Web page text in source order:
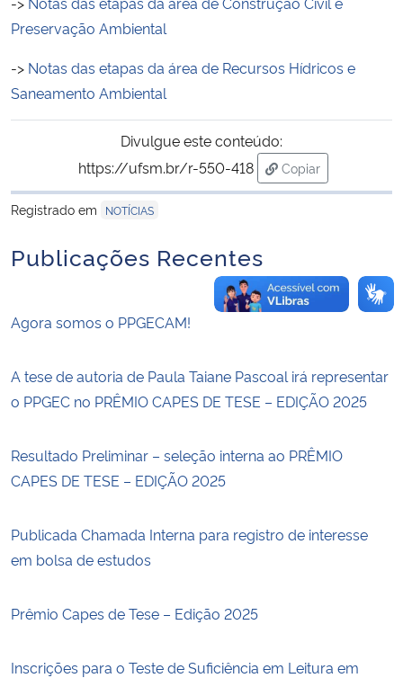
Gabinete de Segurança Institucional
Banco Central do Brasil
Preservação Ambiental
-> Notas das etapas da área de Recursos Hídricos e
Saneamento Ambiental
Divulgue este conteúdo:
https://ufsm.br/r-550-418
Copiar
para área de
Registrado em
NOTÍCIAS
Publicações Recentes
Agora somos o PPGECAM!
A tese de autoria de Paula Taiane Pascoal irá representar
o PPGEC no PRÊMIO CAPES DE TESE – EDIÇÃO 2025
Resultado Preliminar – seleção interna ao PRÊMIO
CAPES DE TESE – EDIÇÃO 2025
Publicada Chamada Interna para registro de interesse
em bolsa de estudos
Prêmio Capes de Tese – Edição 2025
Inscrições para o Teste de Suficiência em Leitura em